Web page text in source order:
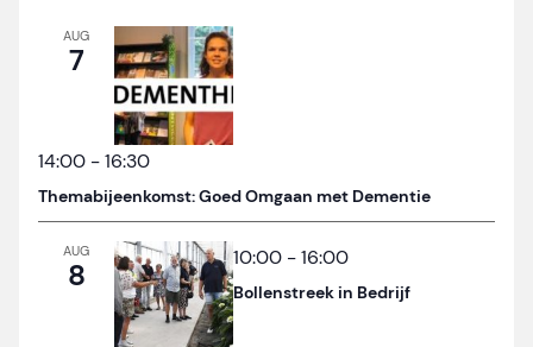
AUG
7
14:00 -16:30
Themabijeenkomst: Goed Omgaan met Dementie
AUG
8 10:00 -16:00
Bollenstreek in Bedrijf